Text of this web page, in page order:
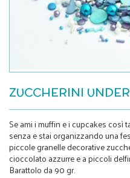
ZUCCHERINI
Se ami i muffin e i cupcakes così
senza e stai organizzando una
piccole granelle decorative
cioccolato azzurre e a piccoli
Barattolo da 90 gr.